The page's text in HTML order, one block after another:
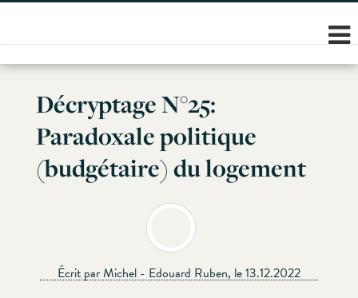
Skip
content
Décryptage N°25:
Paradoxale politique
(budgétaire) du logement
Écrit par Michel - Edouard Ruben, le 13.12.2022